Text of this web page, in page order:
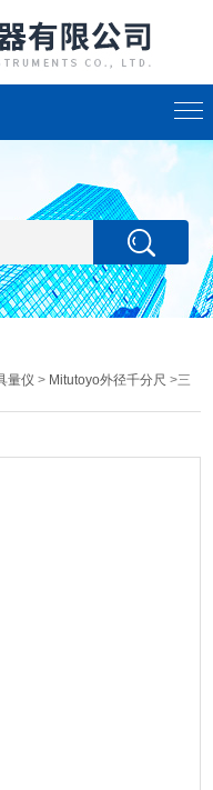
量仪 > Mitutoyo外径千分尺 >三